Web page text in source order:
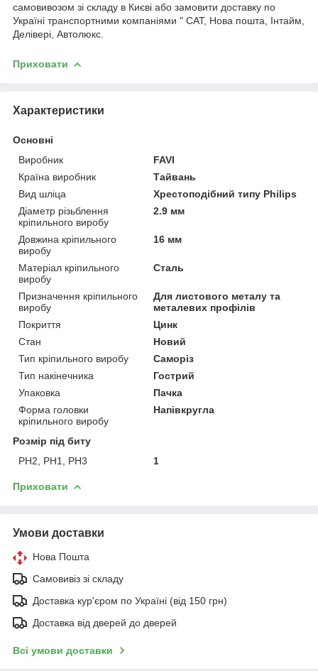
самовивозом зі складу в Києві або замовити доставку по
Україні транспортними компаніями " САТ, Нова пошта, Інтайм,
Делівері, Автолюкс.
Приховати
Характеристики
Основні
Виробник
FAVI
Країна виробник
Тайвань
Вид шліца
Хрестоподібний типу Philips
Діаметр різьблення
кріпильного виробу
2.9 мм
Довжина кріпильного
виробу
16 мм
Матеріал кріпильного
виробу
Сталь
Призначення кріпильного
виробу
Для листового металу та
металевих профілів
Покриття
Цинк
Стан
Новий
Тип кріпильного виробу
Саморіз
Тип накінечника
Гострий
Упаковка
Пачка
Форма головки
кріпильного виробу
Напівкругла
Розмір під биту
PH2, PH1, PH3
1
Приховати
Умови доставки
Нова Пошта
Самовивіз зі складу
Доставка кур'єром по Україні (від 150 грн)
Доставка від дверей до дверей
Всі умови доставки